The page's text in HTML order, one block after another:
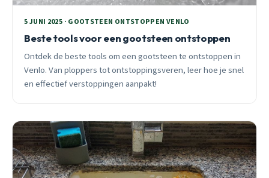
5 JUNI 2025 · GOOTSTEEN ONTSTOPPEN VENLO
Beste tools voor een gootsteen ontstoppen
Ontdek de beste tools om een gootsteen te ontstoppen in
Venlo. Van ploppers tot ontstoppingsveren, leer hoe je snel
en effectief verstoppingen aanpakt!